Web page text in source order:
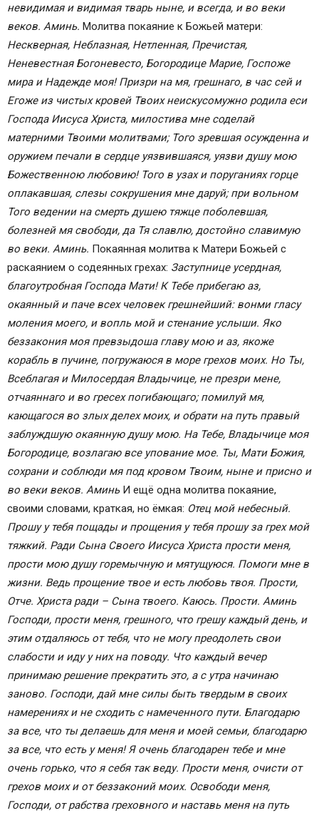
невидимая и видимая тварь ныне, и всегда, и во веки
веков. Аминь. Молитва покаяние к Божьей матери:
Нескверная, Неблазная, Нетленная, Пречистая,
Неневестная Богоневесто, Богородице Марие, Госпоже
мира и Надежде моя! Призри на мя, грешнаго, в час сей и
Егоже из чистых кровей Твоих неискусомужно родила еси
Господа Иисуса Христа, милостива мне соделай
матерними Твоими молитвами; Того зревшая осужденна и
оружием печали в сердце уязвившаяся, уязви душу мою
Божественною любовию! Того в узах и поруганиях горце
оплакавшая, слезы сокрушения мне даруй; при вольном
Того ведении на смерть душею тяжце поболевшая,
болезней мя свободи, да Тя славлю, достойно славимую
во веки. Аминь. Покаянная молитва к Матери Божьей с
раскаянием о содеянных грехах: Заступнице усердная,
благоутробная Господа Мати! К Тебе прибегаю аз,
окаянный и паче всех человек грешнейший: вонми гласу
моления моего, и вопль мой и стенание услыши. Яко
беззакония моя превзыдоша главу мою и аз, якоже
корабль в пучине, погружаюся в море грехов моих. Но Ты,
Всеблагая и Милосердая Владычице, не презри мене,
отчаяннаго и во гресех погибающаго; помилуй мя,
кающагося во злых делех моих, и обрати на путь правый
заблуждшую окаянную душу мою. На Тебе, Владычице моя
Богородице, возлагаю все упование мое. Ты, Мати Божия,
сохрани и соблюди мя под кровом Твоим, ныне и присно и
во веки веков. АминьИ ещё одна молитва покаяние,
своими словами, краткая, но ёмкая: Отец мой небесный.
Прошу у тебя пощады и прощения у тебя прошу за грех мой
тяжкий. Ради Сына Своего Иисуса Христа прости меня,
прости мою душу горемычную и мятущуюся. Помоги мне в
жизни. Ведь прощение твое и есть любовь твоя. Прости,
Отче. Христа ради – Сына твоего. Каюсь. Прости. Аминь
Господи, прости меня, грешного, что грешу каждый день, и
этим отдаляюсь от тебя, что не могу преодолеть свои
слабости и иду у них на поводу. Что каждый вечер
принимаю решение прекратить это, а с утра начинаю
заново. Господи, дай мне силы быть твердым в своих
намерениях и не сходить с намеченного пути. Благодарю
за все, что ты делаешь для меня и моей семьи, благодарю
за все, что есть у меня! Я очень благодарен тебе и мне
очень горько, что я себя так веду. Прости меня, очисти от
грехов моих и от беззаконий моих. Освободи меня,
Господи, от рабства греховного и наставь меня на путь